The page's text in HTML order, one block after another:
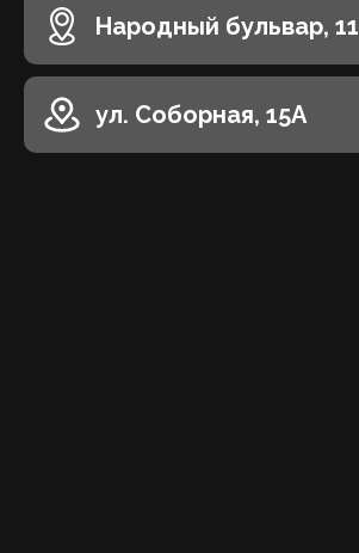
Народный бульвар, 11
ул. Соборная, 15А